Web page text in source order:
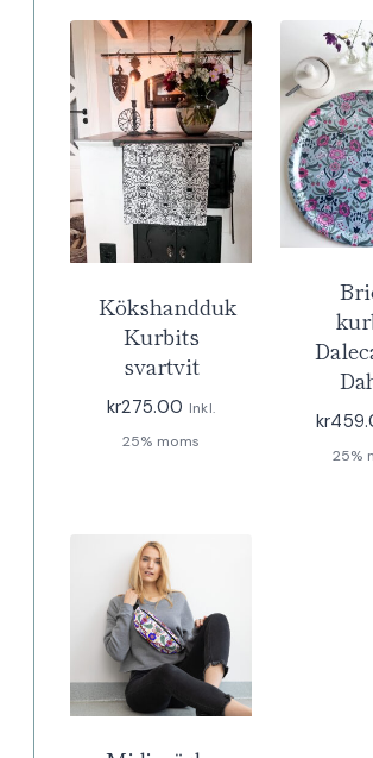
Kökshandduk
Kurbits
svartvit
kr275.00 Inkl.
25% moms
kr
25%